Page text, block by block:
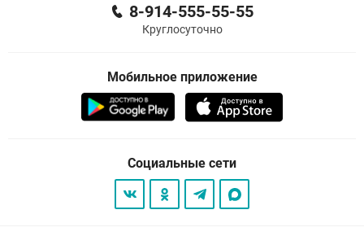
8-914-555-55-55
Круглосуточно
Мобильное приложение
Социальные сети